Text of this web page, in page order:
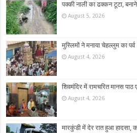
पक्की नाली का ढक्कन टूटा,
August 5, 2026
मुस्लिमों ने मनाया चेहल्लुम का पर्व
August 4, 2026
शिवमंदिर में रामचरित मानस
August 4, 2026
मारकुंडी में देर रात हुआ हादसा,